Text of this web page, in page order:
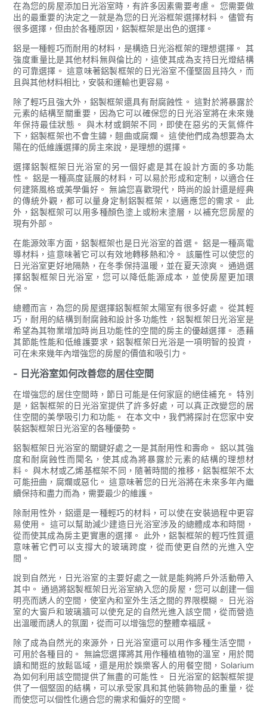
在為您的房屋添加日光浴室時，有許多因素需要考慮。 您需要做
出的最重要的決定之一就是為您的日光浴框架選擇材料。 儘管有
很多選擇，但由於各種原因，鋁製框架是出色的選擇。
鋁是一種輕巧而耐用的材料，是構造日光浴框架的理想選擇。 其
強度重量比是其他材料無與倫比的，這使其成為支持日光燈結構
的可靠選擇。 這意味著鋁製框架的日光浴室不僅堅固且持久，而
且與其他材料相比，安裝和運輸也更容易。
除了輕巧且強大外，鋁製框架還具有耐腐蝕性。 這對於將暴露於
元素的結構至關重要，因為它可以確保您的日光浴室將在未來幾
年保持最佳狀態。 與木材或鋼架不同，即使在惡劣的天氣條件
下，鋁製框架也不會生鏽，翹曲或腐爛。 這使他們成為想要為太
陽在的低維護選擇的房主來說，是理想的選擇。
選擇鋁製框架日光浴室的另一個好處是其在設計方面的多功能
性。 鋁是一種高度延展的材料，可以易於形成和定制，以適合任
何建築風格或美學偏好。 無論您喜歡現代，時尚的設計還是經典
的傳統外觀，都可以量身定制鋁製框架，以適應您的需求。 此
外，鋁製框架可以用多種顏色塗上或粉末塗層，以補充您房屋的
現有外部。
在能源效率方面，鋁製框架也是日光浴室的首選。 鋁是一種高電
導材料，這意味著它可以有效地轉移熱和冷。 該屬性可以使您的
日光浴室更好地隔熱，在冬季保持溫暖，並在夏天涼爽。 通過選
擇鋁製框架日光浴室，您可以降低能源成本，並使房屋更加環
保。
總體而言，為您的房屋選擇鋁製框架太陽室有很多好處。 從其輕
巧，耐用的結構到耐腐蝕和設計多功能性，鋁製框架日光浴室是
希望為其物業增加時尚且功能性的空間的房主的優越選擇。 憑藉
其節能性能和低維護要求，鋁製框架日光浴是一項明智的投資，
可在未來幾年內增強您的房屋的價值和吸引力。
- 日光浴室如何改善您的居住空間
在增強您的居住空間時，節日可能是任何家庭的絕佳補充。 特別
是，鋁製框架的日光浴室提供了許多好處，可以真正改變您的居
住空間的美學吸引力和功能。 在本文中，我們將探討在您家中安
裝鋁製框架日光浴室的各種優勢。
鋁製框架日光浴室的關鍵好處之一是其耐用性和壽命。 鋁以其強
度和耐腐蝕性而聞名，使其成為將暴露於元素的結構的理想材
料。 與木材或乙烯基框架不同，隨著時間的推移，鋁製框架不太
可能扭曲，腐爛或惡化。 這意味著您的日光浴將在未來多年內繼
續保持和盡力而為，需要最少的維護。
除耐用性外，鋁還是一種輕巧的材料，可以使在安裝過程中更容
易使用。 這可以幫助減少建造日光浴室涉及的總體成本和時間，
從而使其成為房主更實惠的選擇。 此外，鋁製框架的輕巧性質還
意味著它們可以支撐大的玻璃跨度，從而使更自然的光進入空
間。
說到自然光，日光浴室的主要好處之一就是能夠將戶外活動帶入
其中。 通過將鋁製框架日光浴室納入您的房屋，您可以創建一個
明亮而誘人的空間，使室內和室外生活之間的界限模糊。 日光浴
室的大窗戶和玻璃牆可以使充足的自然光進入該空間，從而營造
出溫暖而誘人的氛圍，從而可以增強您的整體幸福感。
除了成為自然光的來源外，日光浴室還可以用作多種生活空間，
可用於各種目的。 無論您選擇將其用作種植植物的溫室，用於閱
讀和閒逛的放鬆區域，還是用於娛樂客人的用餐空間，Solarium
為如何利用該空間提供了無盡的可能性。 日光浴室的鋁製框架提
供了一個堅固的結構，可以承受家具和其他裝飾物品的重量，從
而使您可以個性化適合您的需求和偏好的空間。